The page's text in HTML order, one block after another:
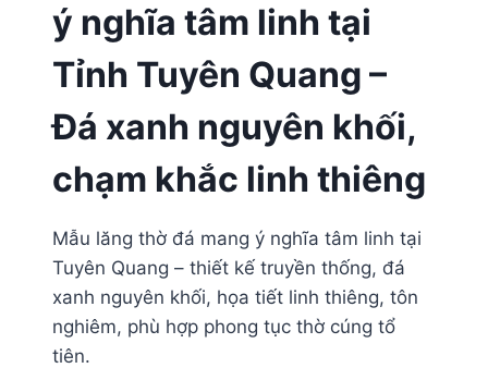
ý nghĩa tâm linh tại
Tỉnh Tuyên Quang –
Đá xanh nguyên khối,
chạm khắc linh thiêng
Mẫu lăng thờ đá mang ý nghĩa tâm linh tại
Tuyên Quang – thiết kế truyền thống, đá
xanh nguyên khối, họa tiết linh thiêng, tôn
nghiêm, phù hợp phong tục thờ cúng tổ
tiên.